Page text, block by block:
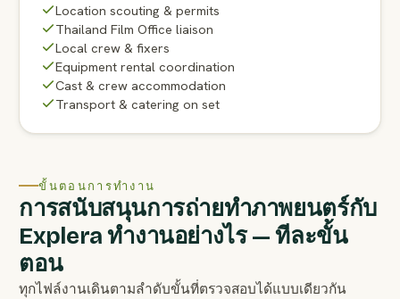
Location scouting & permits
Thailand Film Office liaison
Local crew & fixers
Equipment rental coordination
Cast & crew accommodation
Transport & catering on set
ขั้นตอนการทำงาน
การสนับสนุนการถ่ายทำภาพยนตร์กับ
Explera ทำงานอย่างไร — ทีละขั้น
ตอน
ทุกไฟล์งานเดินตามลำดับขั้นที่ตรวจสอบได้แบบเดียวกัน